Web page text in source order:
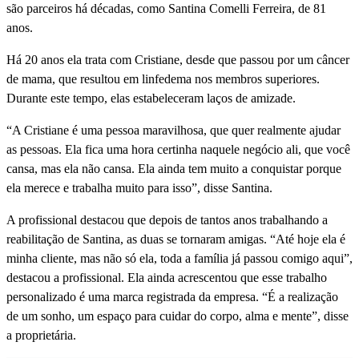
são parceiros há décadas, como Santina Comelli Ferreira, de 81
anos.
Há 20 anos ela trata com Cristiane, desde que passou por um câncer
de mama, que resultou em linfedema nos membros superiores.
Durante este tempo, elas estabeleceram laços de amizade.
“A Cristiane é uma pessoa maravilhosa, que quer realmente ajudar
as pessoas. Ela fica uma hora certinha naquele negócio ali, que você
cansa, mas ela não cansa. Ela ainda tem muito a conquistar porque
ela merece e trabalha muito para isso”, disse Santina.
A profissional destacou que depois de tantos anos trabalhando a
reabilitação de Santina, as duas se tornaram amigas. “Até hoje ela é
minha cliente, mas não só ela, toda a família já passou comigo aqui”,
destacou a profissional. Ela ainda acrescentou que esse trabalho
personalizado é uma marca registrada da empresa. “É a realização
de um sonho, um espaço para cuidar do corpo, alma e mente”, disse
a proprietária.